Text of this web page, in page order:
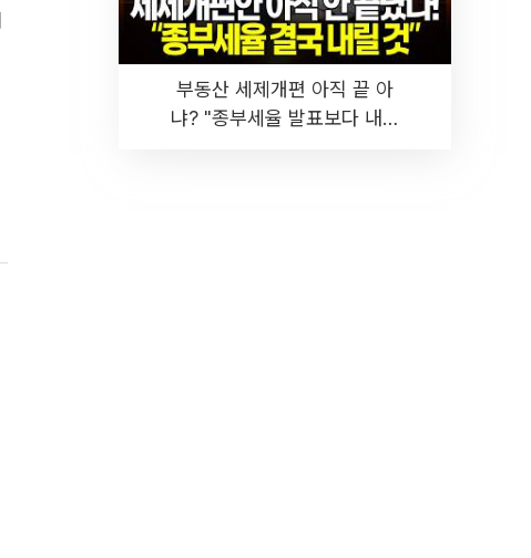
부동산 세제개편 아직 끝 아
냐? "종부세율 발표보다 내릴